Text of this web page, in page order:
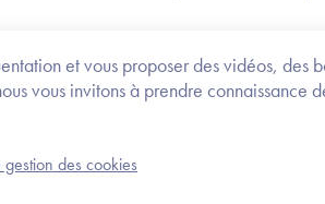
et vous proposer des vidéos, des
vous invitons à prendre connaissance
gestion des cookies
du site Accessibilité : partiellement